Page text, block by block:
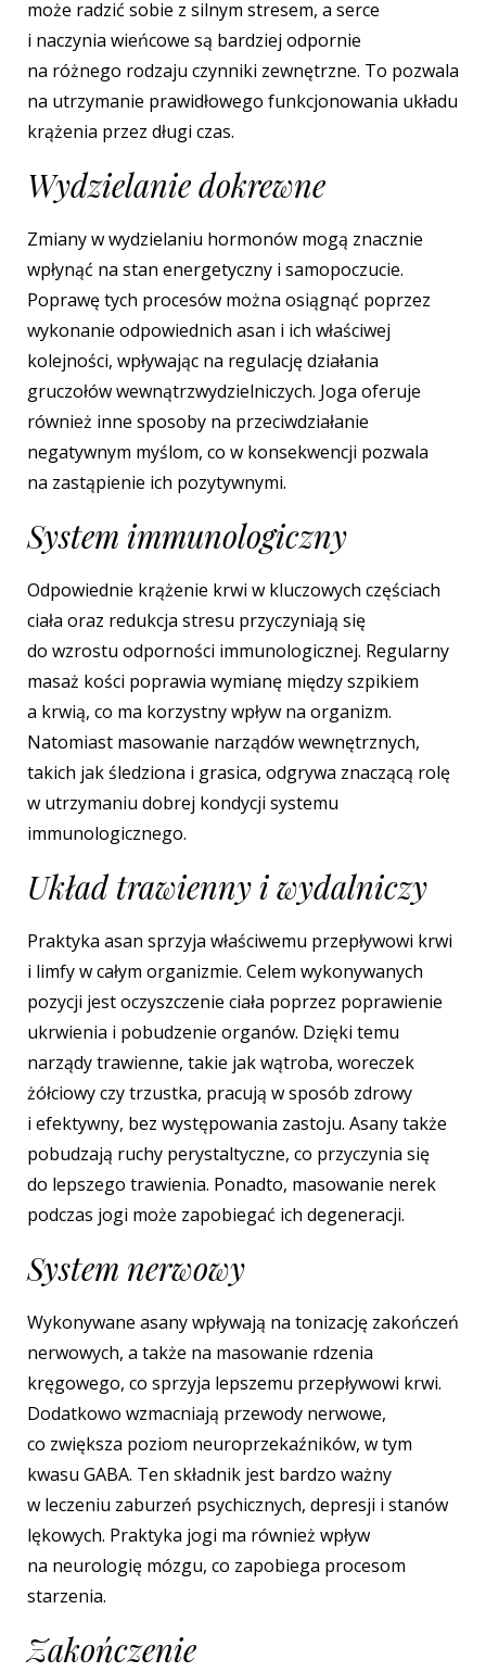
może radzić sobie z silnym stresem, a serce
i naczynia wieńcowe są bardziej odpornie
na różnego rodzaju czynniki zewnętrzne. To pozwala
na utrzymanie prawidłowego funkcjonowania układu
krążenia przez długi czas.
Wydzielanie dokrewne
Zmiany w wydzielaniu hormonów mogą znacznie
wpłynąć na stan energetyczny i samopoczucie.
Poprawę tych procesów można osiągnąć poprzez
wykonanie odpowiednich asan i ich właściwej
kolejności, wpływając na regulację działania
gruczołów wewnątrzwydzielniczych. Joga oferuje
również inne sposoby na przeciwdziałanie
negatywnym myślom, co w konsekwencji pozwala
na zastąpienie ich pozytywnymi.
System immunologiczny
Odpowiednie krążenie krwi w kluczowych częściach
ciała oraz redukcja stresu przyczyniają się
do wzrostu odporności immunologicznej. Regularny
masaż kości poprawia wymianę między szpikiem
a krwią, co ma korzystny wpływ na organizm.
Natomiast masowanie narządów wewnętrznych,
takich jak śledziona i grasica, odgrywa znaczącą rolę
w utrzymaniu dobrej kondycji systemu
immunologicznego.
Układ trawienny i wydalniczy
Praktyka asan sprzyja właściwemu przepływowi krwi
i limfy w całym organizmie. Celem wykonywanych
pozycji jest oczyszczenie ciała poprzez poprawienie
ukrwienia i pobudzenie organów. Dzięki temu
narządy trawienne, takie jak wątroba, woreczek
żółciowy czy trzustka, pracują w sposób zdrowy
i efektywny, bez występowania zastoju. Asany także
pobudzają ruchy perystaltyczne, co przyczynia się
do lepszego trawienia. Ponadto, masowanie nerek
podczas jogi może zapobiegać ich degeneracji.
System nerwowy
Wykonywane asany wpływają na tonizację zakończeń
nerwowych, a także na masowanie rdzenia
kręgowego, co sprzyja lepszemu przepływowi krwi.
Dodatkowo wzmacniają przewody nerwowe,
co zwiększa poziom neuroprzekaźników, w tym
kwasu GABA. Ten składnik jest bardzo ważny
w leczeniu zaburzeń psychicznych, depresji i stanów
lękowych. Praktyka jogi ma również wpływ
na neurologię mózgu, co zapobiega procesom
starzenia.
Zakończenie